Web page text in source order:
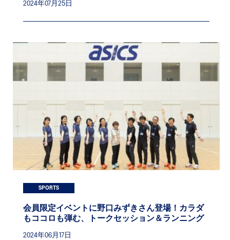
2024年07月25日
SPORTS
会員限定イベントに野口みずきさん登場！カラダ
もココロも弾む、トークセッション＆ランニング
2024年06月17日